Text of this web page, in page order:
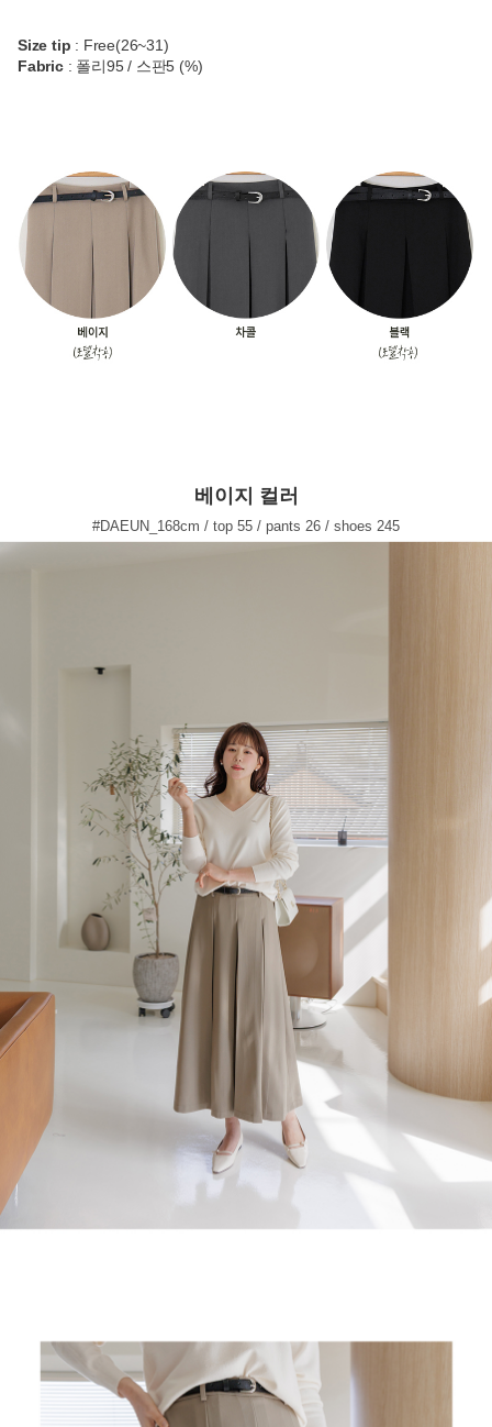
Size tip : Free(26~31)
Fabric: 폴리95 / 스판5 (%)
베이지 컬러
#DAEUN_168cm / top 55 / pants 26 / shoes 245